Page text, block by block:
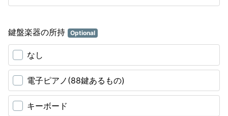
鍵盤楽器の所持 Optional
なし
電子ピアノ(88鍵あるもの)
キーボード